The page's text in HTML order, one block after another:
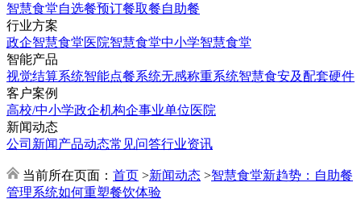
智慧食堂自选餐预订餐取餐自助餐
行业方案
政企智慧食堂医院智慧食堂中小学智慧食堂
智能产品
视觉结算系统智能点餐系统无感称重系统智慧食安及配套硬件
客户案例
高校/中小学政企机构企事业单位医院
新闻动态
公司新闻产品动态常见问答行业资讯
当前所在页面： 首页 >新闻动态 >智慧食堂新趋势：自助餐
管理系统如何重塑餐饮体验